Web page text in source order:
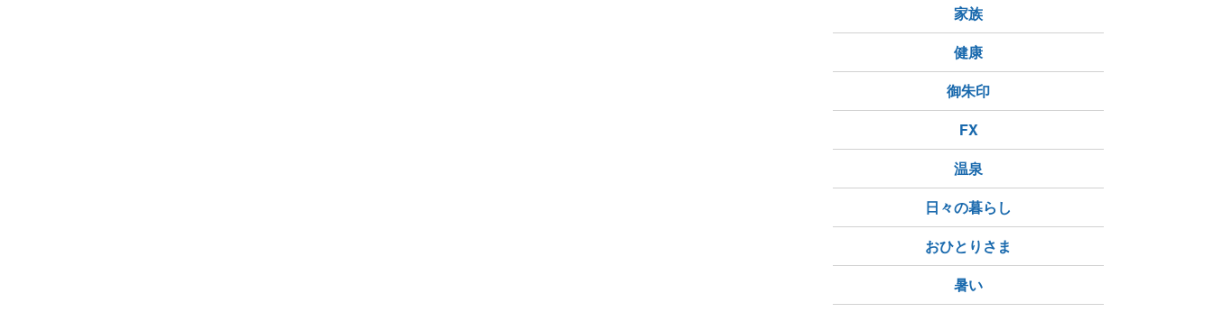
家族
健康
御朱印
FX
温泉
日々の暮らし
おひとりさま
暑い